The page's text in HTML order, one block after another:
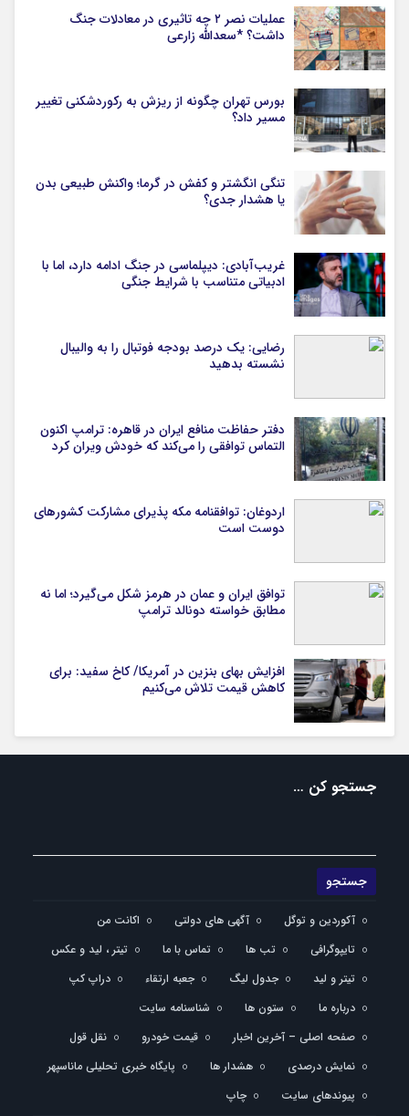
عملیات نصر ۲ چه تاثیری در معادلات جنگ
داشت؟ *سعدالله زارعی
بورس تهران چگونه از ریزش به رکوردشکنی تغییر
مسیر داد؟
تنگی انگشتر و کفش در گرما؛ واکنش طبیعی بدن
یا هشدار جدی؟
غریب‌آبادی: دیپلماسی در جنگ ادامه دارد، اما با
ادبیاتی متناسب با شرایط جنگی
رضایی: یک درصد بودجه فوتبال را به والیبال
نشسته بدهید
دفتر حفاظت منافع ایران در قاهره: ترامپ اکنون
التماس توافقی را می‌کند که خودش ویران کرد
اردوغان: توافقنامه مکه پذیرای مشارکت کشورهای
دوست است
توافق ایران و عمان در هرمز شکل می‌گیرد؛ اما نه
مطابق خواسته دونالد ترامپ
افزایش بهای بنزین در آمریکا/ کاخ سفید: برای
کاهش قیمت تلاش می‌کنیم
جستجو کن …
آکوردین و توگل آگهی های دولتی
اکانت من
تایپوگرافی
تب ها تماس با ما
تیتر ، لید و عکس
تیتر و لید
جدول لیگ جعبه ارتقاء
دراپ کپ
درباره ما
ستون ها
شناسنامه سایت
صفحه اصلی – آخرین اخبار
قیمت خودرو
نقل قول
نمایش درصدی
هشدار ها
پایگاه خبری تحلیلی ماناسپهر
پیوندهای سایت
چاپ